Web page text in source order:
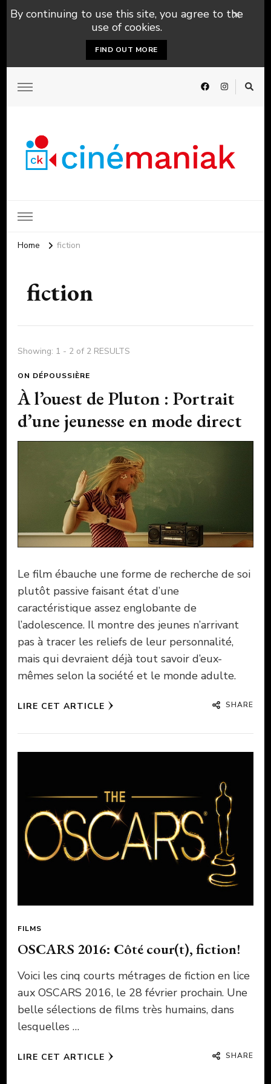
By continuing to use this site, you agree to the
use of cookies.
FIND OUT MORE
Home fiction
fiction
Showing: 1 - 2 of 2 RESULTS
ON DÉPOUSSIÈRE
À l’ouest de Pluton : Portrait
d’une jeunesse en mode direct
Le film ébauche une forme de recherche de soi
plutôt passive faisant état d’une
caractéristique assez englobante de
l’adolescence. Il montre des jeunes n’arrivant
pas à tracer les reliefs de leur personnalité,
mais qui devraient déjà tout savoir d’eux-
mêmes selon la société et le monde adulte.
LIRE CET ARTICLE SHARE
FILMS
OSCARS 2016: Côté cour(t), fiction!
Voici les cinq courts métrages de fiction en lice
aux OSCARS 2016, le 28 février prochain. Une
belle sélections de films très humains, dans
lesquelles …
LIRE CET ARTICLE SHARE